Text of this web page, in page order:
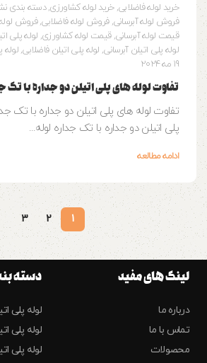
خرید لوله فاضلابی,خرید لوله کشاورزی,دسته بندی
فروش لوله آبرسانی,فروش لوله فاضلابی,فروش
قیمت لوله آبرسانی,قیمت لوله کشاورزی, لوله پلی
لوله پلی اتیلن آبرسانی, لوله پلی اتیلن فاضلابی,لوله
19 مه 2024
تفاوت لوله های پلی اتیلن دو جداره با تک
تفاوت لوله های پلی اتیلن دو جداره با تک
پلی اتیلن دو جداره با تک جداره لوله...
ادامه مطالعه
1
2
3
لینک های مفید
درباره ما
تماس با ما
محصولات
دسته
لوله پلی
لوله پلی
لوله پلی